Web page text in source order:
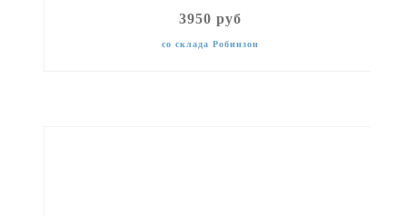
3950 руб
со склада Робинзон